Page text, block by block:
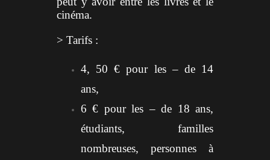
cinéma.
> Tarifs :
4, 50 € pour les – de 14
ans,
6 € pour les – de 18 ans,
étudiants, familles
nombreuses, personnes à